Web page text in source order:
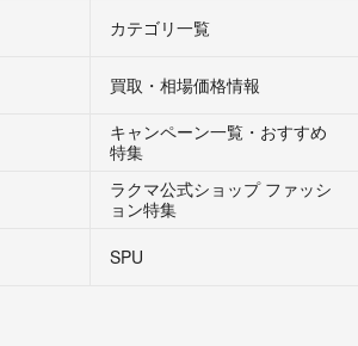
カテゴリ一覧
買取・相場価格情報
キャンペーン一覧・おすすめ
特集
ラクマ公式ショップ ファッシ
ョン特集
SPU